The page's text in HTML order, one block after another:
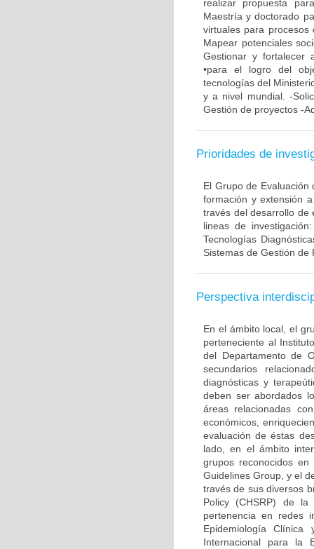
realizar propuesta
Maestría y doctorado
virtuales para procesos
Mapear potenciales
Gestionar y fortalecer
•para el logro del
tecnologías del
y a nivel mundial. -
Gestión de proyectos -
Prioridades de
El Grupo de Evaluación
formación y extensión
través del desarrollo de
lineas de
Tecnologías
Sistemas de Gestión de
Perspectiva
En el ámbito local, el
perteneciente al
del Departamento de
secundarios
diagnósticas y
deben ser abordados
áreas relacionadas
económicos,
evaluación de éstas
lado, en el ámbito
grupos reconocidos
Guidelines Group, y el
través de sus diversos
Policy (CHSRP) de
pertenencia en redes
Epidemiología
Internacional para la